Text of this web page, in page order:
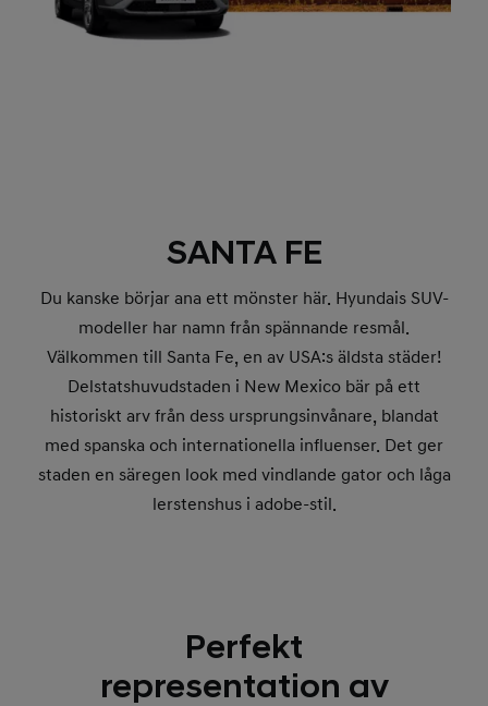
SANTA FE
Du kanske börjar ana ett mönster här. Hyundais SUV-
modeller har namn från spännande resmål.
Välkommen till Santa Fe, en av USA:s äldsta städer!
Delstatshuvudstaden i New Mexico bär på ett
historiskt arv från dess ursprungsinvånare, blandat
med spanska och internationella influenser. Det ger
staden en säregen look med vindlande gator och låga
lerstenshus i adobe-stil.
Perfekt
representation av